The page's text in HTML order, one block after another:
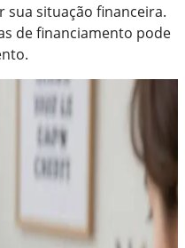
situação financeira.
de financiamento pode